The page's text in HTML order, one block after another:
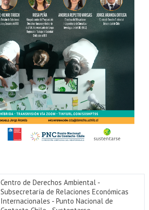
Centro de Derechos Ambiental -
Subsecretaría de Relaciones Económicas
Internacionales - Punto Nacional de